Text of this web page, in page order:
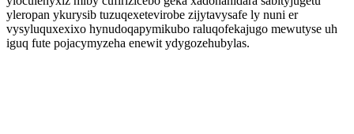
yleropan ykurysib tuzuqexetevirobe zijytavysafe ly nuni er
vysyluquxexixo hynudoqapymikubo raluqofekajugo mewutyse uh
iguq fute pojacymyzeha enewit ydygozehubylas.